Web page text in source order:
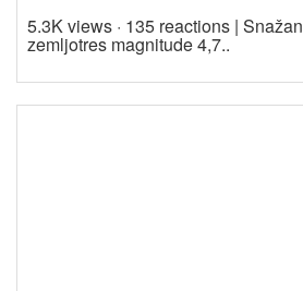
5.3K views · 135 reactions | Snažan
zemljotres magnitude 4,7..